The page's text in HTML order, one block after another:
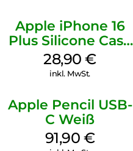
Apple iPhone 16
Plus Silicone Case
MagSafe Black
28,90€
inkl. MwSt.
Apple Pencil USB-
C Weiß
91,90 €